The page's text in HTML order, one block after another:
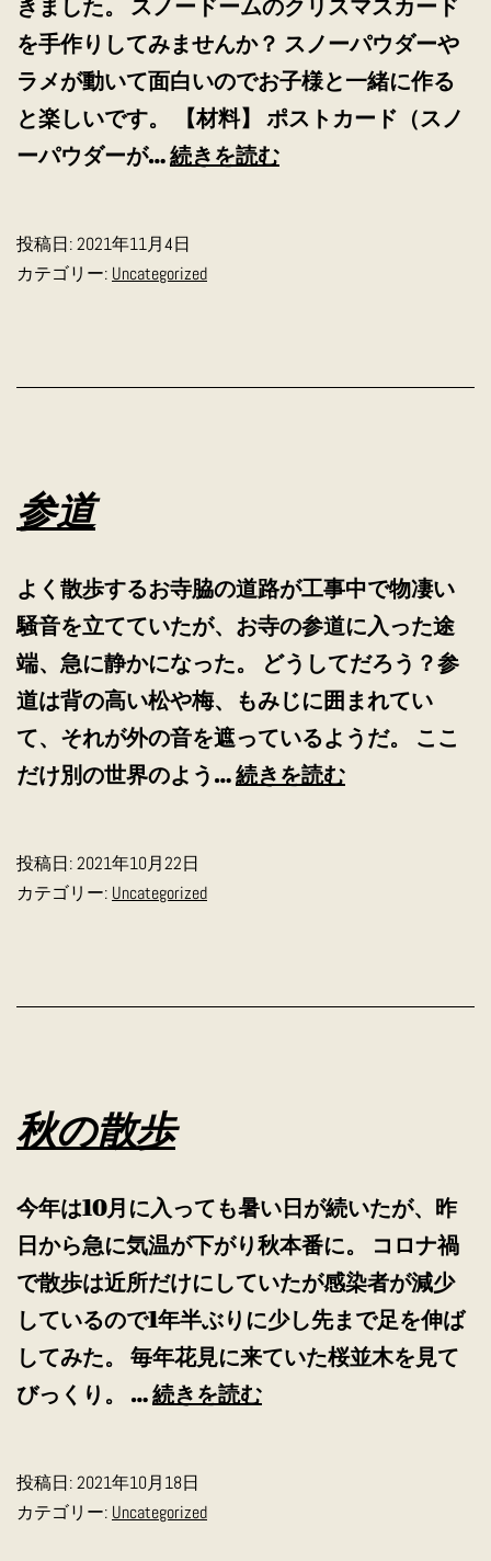
を手作りしてみませんか？ スノーパウダーや
ラメが動いて面白いのでお子様と一緒に作る
と楽しいです。 【材料】 ポストカード（スノ
ーパウダーが…続きを読むク
ー
ド
の
作
り
方
投稿日:2021年11月4日
カテゴリー: Uncategorized
参道
よく散歩するお寺脇の道路が工事中で物凄い
騒音を立てていたが、お寺の参道に入った途
端、急に静かになった。 どうしてだろう？参
道は背の高い松や梅、もみじに囲まれてい
て、それが外の音を遮っているようだ。 ここ
だけ別の世界のよう…続きを読む参
投稿日:2021年10月22日
カテゴリー: Uncategorized
秋の散歩
今年は10月に入っても暑い日が続いたが、昨
日から急に気温が下がり秋本番に。 コロナ禍
で散歩は近所だけにしていたが感染者が減少
しているので1年半ぶりに少し先まで足を伸ば
してみた。 毎年花見に来ていた桜並木を見て
びっくり。 …続きを読む秋
投稿日:2021年10月18日
カテゴリー: Uncategorized